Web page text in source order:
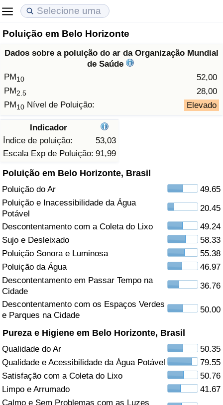
Poluição em Belo Horizonte
Dados sobre a poluição do ar da Organização Mundial
de Saúde
PM10
52,00
PM2.5
28,00
PM10 Nível de Poluição: Elevado
Indicador
Índice de poluição:
53,03
Escala Exp de Poluição: 91,99
Poluição em Belo Horizonte, Brasil
Poluição do Ar
49.65
Poluição e Inacessibilidade da Água
Potável
20.45
Descontentamento com a Coleta do Lixo
49.24
Sujo e Desleixado
58.33
Poluição Sonora e Luminosa
55.38
Poluição da Água
46.97
Descontentamento em Passar Tempo na
Cidade
36.76
Descontentamento com os Espaços Verdes
e Parques na Cidade
50.00
Pureza e Higiene em Belo Horizonte, Brasil
Qualidade do Ar
50.35
Qualidade e Acessibilidade da Água Potável
79.55
Satisfação com a Coleta do Lixo
50.76
Limpo e Arrumado
41.67
Calmo e Sem Problemas com as Luzes
Custo de Vida
Indicador de Custo de Vida (Atual)
Indicador de Custo de Vida
em Aqaba
Preços de Imóveis
Indicador de Preços de Imóveis (Atual)
Indicador de Preços de Imóveis
Qualidade de Vida
Indicador de Qualidade de Vida
Indicador de Qualidade de Vida (Atual)
Crime
Taxa do Indicador de Crime (Atual)
Indicador de Crime
Índice de criminalidade por país
Saúde
Indicador de Saúde (Atual)
Indicador de Saúde
Indicador de Saúde por País
Indicador de Poluição (Atual)
Índice de poluição